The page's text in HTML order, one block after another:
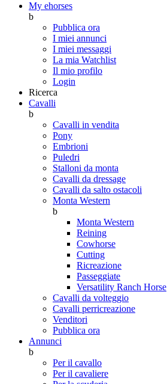
My ehorses
b
Pubblica ora
I miei annunci
I miei messaggi
La mia Watchlist
Il mio profilo
Login
Ricerca
Cavalli
b
Cavalli in vendita
Pony
Embrioni
Puledri
Stalloni da monta
Cavalli da dressage
Cavalli da salto ostacoli
Monta Western
b
Monta Western
Reining
Cowhorse
Cutting
Ricreazione
Passeggiate
Versatility Ranch Horse
Cavalli da volteggio
Cavalli perricreazione
Venditori
Pubblica ora
Annunci
b
Per il cavallo
Per il cavaliere